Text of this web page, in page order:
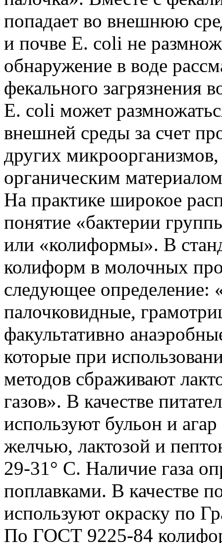
попадает во внешнюю
и почве E. coli не
обнаружение в воде
фекального загрязнения
E. coli может
внешней среды за счет
других микроорганизмов,
органическим
На практике широкое
понятие «бактерии
или «колиформы». В
колиформ в молочных
следующее определение:
палочковидные,
факультативно
которые при
методов сбраживают
газов». В качестве
используют бульон и
желчью, лактозой и
29-31° С. Наличие газа
поплавками. В качестве
используют окраску по
По ГОСТ 9225-84